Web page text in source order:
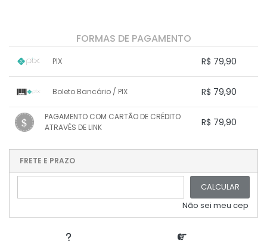
FORMAS DE PAGAMENTO
PIX R$ 79,90
.
Boleto Bancário / PIX R$ 79,90
1x sem juros de R$ 79,90
...
PAGAMENTO COM CARTÃO DE CRÉDITO
ATRAVÉS DE LINK
R$ 79,90
...
....
FRETE E PRAZO
CALCULAR
Não sei meu cep